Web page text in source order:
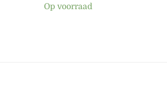
Op voorraad